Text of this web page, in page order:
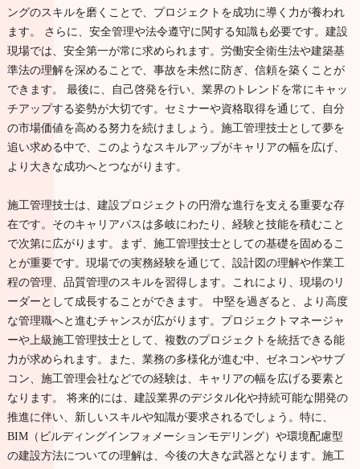
ングのスキルを磨くことで、プロジェクトを成功に導く力が養われ
ます。 さらに、安全管理や法令遵守に関する知識も必要です。建設
現場では、安全第一が常に求められます。労働安全衛生法や建築基
準法の理解を深めることで、事故を未然に防ぎ、信頼を築くことが
できます。 最後に、自己啓発を行い、業界のトレンドを常にキャッ
チアップする姿勢が大切です。セミナーや資格取得を通じて、自分
の市場価値を高める努力を続けましょう。施工管理技士として夢を
追い求める中で、このようなスキルアップがキャリアの幅を広げ、
より大きな成功へとつながります。
施工管理技士は、建設プロジェクトの円滑な進行を支える重要な存
在です。そのキャリアパスは多岐にわたり、経験と技能を積むこと
で次第に広がります。まず、施工管理技士としての基礎を固めるこ
とが重要です。現場での実務経験を通じて、設計図の理解や作業工
程の管理、品質管理のスキルを習得します。これにより、現場のリ
ーダーとして成長することができます。 中堅を過ぎると、より高度
な管理職へと進むチャンスが広がります。プロジェクトマネージャ
ーや上級施工管理技士として、複数のプロジェクトを統括できる能
力が求められます。また、業務の多様化が進む中、ゼネコンやサブ
コン、施工管理会社などでの経験は、キャリアの幅を広げる要素と
なります。 将来的には、建設業界のデジタル化や持続可能な開発の
推進に伴い、新しいスキルや知識が要求されるでしょう。特に、
BIM（ビルディングインフォメーションモデリング）や環境配慮型
の建設方法についての理解は、今後の大きな武器となります。施工